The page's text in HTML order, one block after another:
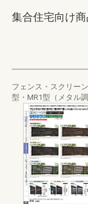
集合住宅向け
フェンス・スクリーン
型・MR1型（メタル調